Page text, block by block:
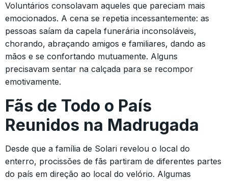
Voluntários consolavam aqueles que pareciam mais
emocionados. A cena se repetia incessantemente: as
pessoas saíam da capela funerária inconsoláveis,
chorando, abraçando amigos e familiares, dando as
mãos e se confortando mutuamente. Alguns
precisavam sentar na calçada para se recompor
emotivamente.
Fãs de Todo o País
Reunidos na Madrugada
Desde que a família de Solari revelou o local do
enterro, procissões de fãs partiram de diferentes partes
do país em direção ao local do velório. Algumas